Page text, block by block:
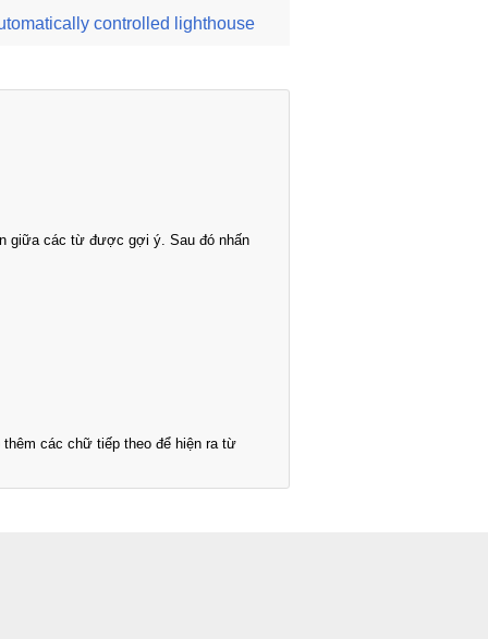
controlled lighthouse
giữa các từ được gợi ý. Sau đó nhấn
các chữ tiếp theo để hiện ra từ